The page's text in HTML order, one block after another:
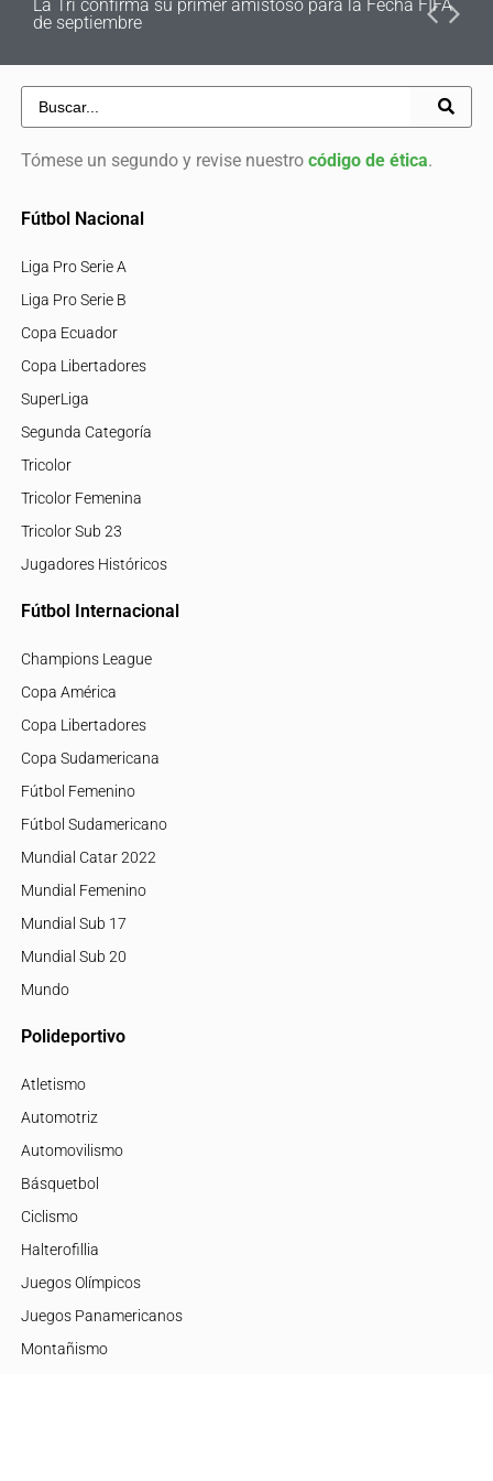
La Tri confirma su primer amistoso para la Fecha FIFA
de septiembre
Tómese un segundo y revise nuestro código de ética.
Fútbol Nacional
Liga Pro Serie A
Liga Pro Serie B
Copa Ecuador
Copa Libertadores
SuperLiga
Segunda Categoría
Tricolor
Tricolor Femenina
Tricolor Sub 23
Jugadores Históricos
Fútbol Internacional
Champions League
Copa América
Copa Libertadores
Copa Sudamericana
Fútbol Femenino
Fútbol Sudamericano
Mundial Catar 2022
Mundial Femenino
Mundial Sub 17
Mundial Sub 20
Mundo
Polideportivo
Atletismo
Automotriz
Automovilismo
Básquetbol
Ciclismo
Halterofillia
Juegos Olímpicos
Juegos Panamericanos
Montañismo